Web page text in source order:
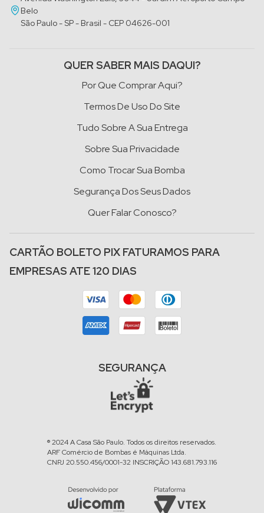
Belo
São Paulo - SP - Brasil - CEP 04626-001
QUER SABER MAIS DAQUI?
Por Que Comprar Aqui?
Termos De Uso Do Site
Tudo Sobre A Sua Entrega
Sobre Sua Privacidade
Como Trocar Sua Bomba
Segurança Dos Seus Dados
Quer Falar Conosco?
CARTÃO BOLETO PIX FATURAMOS PARA
EMPRESAS ATE 120 DIAS
SEGURANÇA
® 2024 A Casa São Paulo. Todos os direitos reservados.
ARF Comércio de Bombas é Máquinas Ltda.
CNPJ 20.550.456/0001-32 INSCRIÇÃO 143.681.793.116